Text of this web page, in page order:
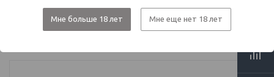
Мне больше 18 лет Мне еще нет 18 лет
Табак Хулиган - SiR (Воздушный